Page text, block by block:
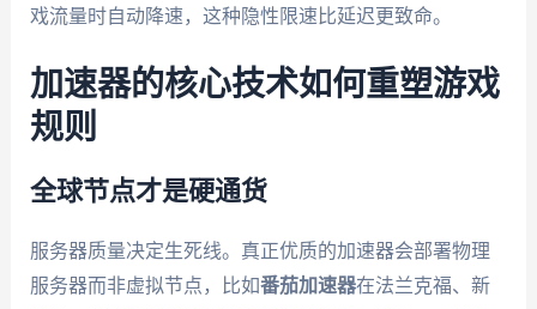
戏流量时自动降速，这种隐性限速比延迟更致命。
加速器的核心技术如何重塑游戏
规则
全球节点才是硬通货
服务器质量决定生死线。真正优质的加速器会部署物理
服务器而非虚拟节点，比如番茄加速器在法兰克福、新